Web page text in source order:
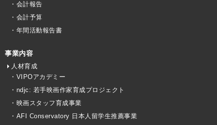
・会計報告
・会計予算
・年間活動報告書
事業内容
人材育成
・VIPOアカデミー
・ndjc: 若手映画作家育成プロジェクト
・映画スタッフ育成事業
・AFI Conservatory 日本人留学生推薦事業